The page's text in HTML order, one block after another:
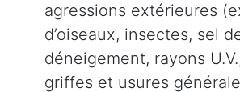
agressions extérieures
d’oiseaux, insectes, sel
déneigement, rayons
griffes et usures